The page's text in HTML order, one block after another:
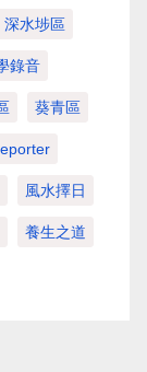
深水埗區
錄音
葵青區
風水擇日
養生之道